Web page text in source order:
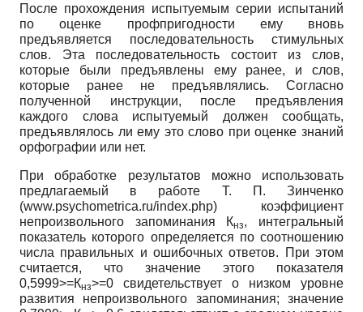
После прохождения испытуемым серии испытаний
по оценке профпригодности ему вновь
предъявляется последовательность стимульных
слов. Эта последовательность состоит из слов,
которые были предъявлены ему ранее, и слов,
которые ранее не предъявлялись. Согласно
полученной инструкции, после предъявления
каждого слова испытуемый должен сообщать,
предъявлялось ли ему это слово при оценке знаний
орфографии или нет.
При обработке результатов можно использовать
предлагаемый в работе Т. П. Зинченко
(www.psychometrica.ru/index.php) коэффициент
непроизвольного запоминания Кнз, интегральный
показатель которого определяется по соотношению
числа правильных и ошибочных ответов. При этом
считается, что значение этого показателя
0,5999>=Кнз>=0 свидетельствует о низком уровне
развития непроизвольного запоминания; значение